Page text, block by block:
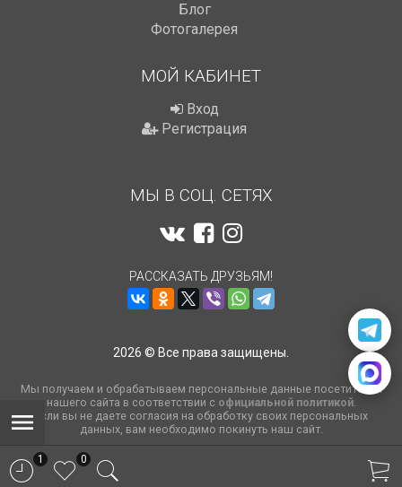
Блог
Фотогалерея
МОЙ КАБИНЕТ
Вход
Регистрация
МЫ В СОЦ. СЕТЯХ
РАССКАЗАТЬ ДРУЗЬЯМ!
2026 © Все права защищены.
Мы получаем и обрабатываем персональные данные посетителей
нашего сайта в соответствии с официальной политикой.
Если вы не даете согласия на обработку своих персональных
данных, вам необходимо покинуть наш сайт.
1 0